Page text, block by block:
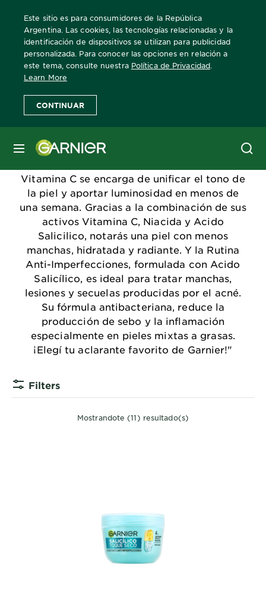
Este sitio es para consumidores de la República
Argentina. Las cookies, las tecnologías relacionadas y la
identificación de dispositivos se utilizan para publicidad
personalizada. Para conocer las opciones en relación a
este tema, consulte nuestra Política de Privacidad
Learn More
CONTINUAR
MENÚ
Home
imperfecciones? ¡Olvidate de ellas! Descubrí
Vitamina C se encarga de unificar el tono de
la piel y aportar luminosidad en menos de
una semana. Gracias a la combinación de sus
activos Vitamina C, Niacida y Acido
Salicilico, notarás una piel con menos
manchas, hidratada y radiante. Y la Rutina
Anti-Imperfecciones, formulada con Acido
Salicílico, es ideal para tratar manchas,
lesiones y secuelas producidas por el acné.
Su fórmula antibacteriana, reduce la
producción de sebo y la inflamación
especialmente en pieles mixtas a grasas.
¡Elegí tu aclarante favorito de Garnier!"
Filters
Mostrandote (11) resultado(s)